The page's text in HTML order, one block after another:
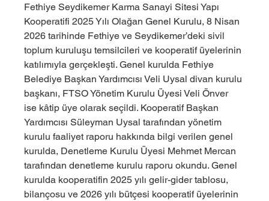
Fethiye Seydikemer Karma Sanayi Sitesi Yapı
Kooperatifi 2025 Yılı Olağan Genel Kurulu, 8 Nisan
2026 tarihinde Fethiye ve Seydikemer’deki sivil
toplum kuruluşu temsilcileri ve kooperatif üyelerinin
katılımıyla gerçekleşti. Genel kurulda Fethiye
Belediye Başkan Yardımcısı Veli Uysal divan kurulu
başkanı, FTSO Yönetim Kurulu Üyesi Veli Önver
ise kâtip üye olarak seçildi. Kooperatif Başkan
Yardımcısı Süleyman Uysal tarafından yönetim
kurulu faaliyet raporu hakkında bilgi verilen genel
kurulda, Denetleme Kurulu Üyesi Mehmet Mercan
tarafından denetleme kurulu raporu okundu. Genel
kurulda kooperatifin 2025 yılı gelir-gider tablosu,
bilançosu ve 2026 yılı bütçesi kooperatif üyelerinin